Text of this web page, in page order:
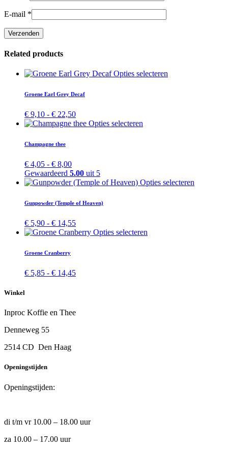
E-mail *
Related products
Opties selecteren
productpagina
Groene Earl Grey Decaf
€ 9,10 - € 22,50Prijsklasse:
€ 9,10Opties selecteren
optie
kan
productpagina
Champagne thee
€ 4,05 - € 8,00Prijsklasse:
€ 4,05
tot
Gewaardeerd 5.00 uit 5
Opties selecteren
Gunpowder (Temple of Heaven)
€ 5,90 - € 14,55Prijsklasse:
€ 5,90Opties selecteren
Groene Cranberry
€ 5,85 - € 14,45Prijsklasse:
Winkel
Inproc Koffie en Thee
Denneweg 55
2514 CD Den Haag
Openingstijden
Openingstijden:
di t/m vr 10.00 – 18.00 uur
za 10.00 – 17.00 uur